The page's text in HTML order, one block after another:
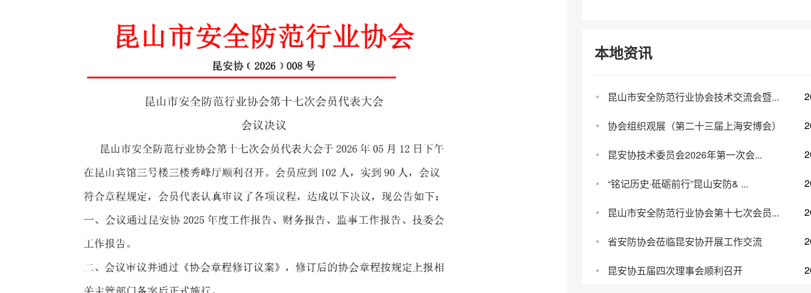
本地资讯
昆山市安全防范行业协会技术交流会暨...
协会组织观展（第二十三届上海安博会）
昆安协技术委员会2026年第一次会...
“铭记历史·砥砺前行”昆山安防& ...
昆山市安全防范行业协会第十七次会员...
省安防协会莅临昆安协开展工作交流
昆安协五届四次理事会顺利召开